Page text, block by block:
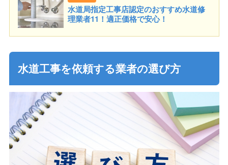
水道局指定工事店認定のおすすめ水道修
理業者11！適正価格で安心！
水道工事を依頼する業者の選び方